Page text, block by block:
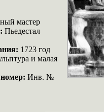
мастер
Пьедестал
1723 год
и малая
Инв. №